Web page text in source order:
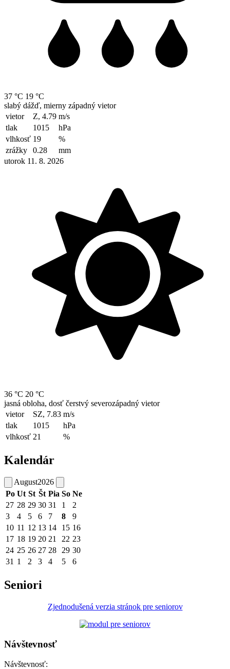
37 °C 19 °C
slabý dážď, mierny západný vietor
vietor
Z, 4.79 m/s
tlak
1015
hPa
vlhkosť 19
%
zrážky
0.28
mm
utorok 11. 8. 2026
36 °C 20 °C
jasná obloha, dosť čerstvý severozápadný vietor
vietor
SZ, 7.83 m/s
tlak
1015
hPa
vlhkosť 21 %
Kalendár
August2026
Po Ut St Št Pia So Ne
27 28 29 30 31 1
2
3
4 5 6 7 8
9
10 11 12 13 14 15 16
17 18 19 20 21 22 23
24 25 26 27 28 29 30
31 1 2 3 4 5 6
Seniori
Zjednodušená verzia stránok pre seniorov
Návštevnosť
Návštevnosť: